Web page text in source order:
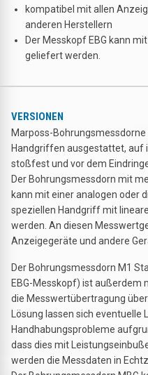
kompatibel mit allen
anderen Herstellern
Der Messkopf EBG kann
geliefert werden.
VERSIONEN
Marposs-
Handgriffen ausgestattet, auf
stoßfest und vor dem
Der Bohrungsmessdorn mit
kann mit einer analogen oder
speziellen Handgriff mit
werden. An diesen
Anzeigegeräte und andere
Der Bohrungsmessdorn M1
EBG-Messkopf) ist außerdem
die Messwertübertragung
Lösung lassen sich eventuelle
Handhabungsprobleme
dass dies mit
werden die Messdaten in